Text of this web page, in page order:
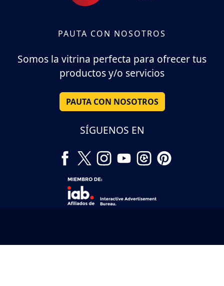
PAUTA CON NOSOTROS
Somos la vitrina perfecta para ofrecer tus
productos y/o servicios
PAUTA CON NOSOTROS
SÍGUENOS EN